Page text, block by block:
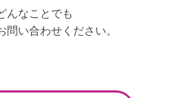
んなことでも
問い合わせください。